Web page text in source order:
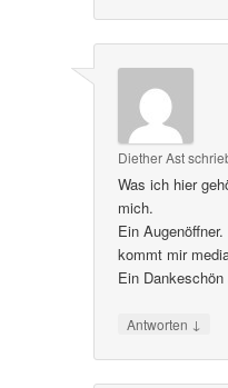
Diether Ast
Was ich hier
mich.
Ein
kommt mir
Ein
Antworten ↓